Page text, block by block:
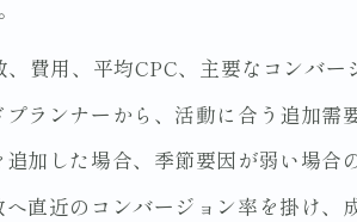
費用、平均CPC、主要なコンバー
ランナーから、活動に合う追加需
加した場合、季節要因が弱い場合
直近のコンバージョン率を掛け、